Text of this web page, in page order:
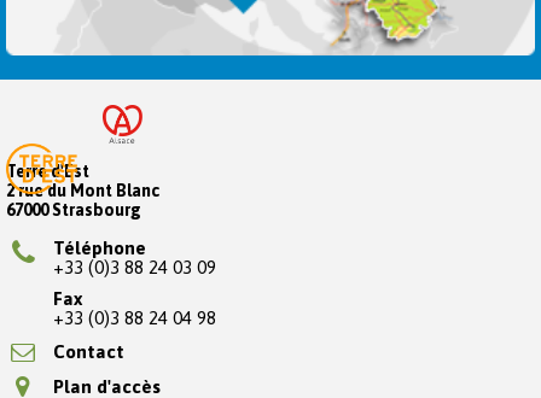
Terre d'Est
2 rue du Mont Blanc
67000 Strasbourg
Téléphone
+33 (0)3 88 24 03 09
Fax
+33 (0)3 88 24 04 98
Contact
Plan d'accès